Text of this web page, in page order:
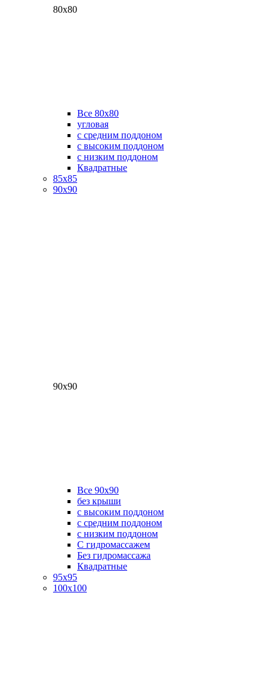
80х80
Все 80х80
угловая
с средним поддоном
с высоким поддоном
с низким поддоном
Квадратные
85х85
90х90
90х90
Все 90х90
без крыши
с высоким поддоном
с средним поддоном
с низким поддоном
С гидромассажем
Без гидромассажа
Квадратные
95х95
100х100